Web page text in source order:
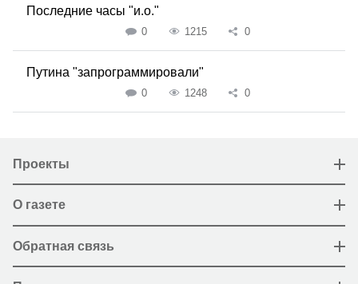
Последние часы "и.о."
0 1215 0
Путина "запрограммировали"
0 1248 0
Проекты
О газете
Обратная связь